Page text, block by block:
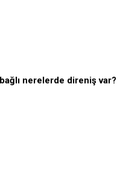
nerelerde direniş var?